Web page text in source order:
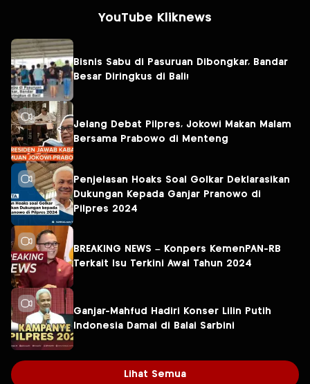
YouTube Kliknews
Bisnis Sabu di Pasuruan Dibongkar, Bandar
Besar Diringkus di Bali!
Jelang Debat Pilpres, Jokowi Makan Malam
Bersama Prabowo di Menteng
Penjelasan Hoaks Soal Golkar Deklarasikan
Dukungan Kepada Ganjar Pranowo di
Pilpres 2024
BREAKING NEWS – Konpers KemenPAN-RB
Terkait Isu Terkini Awal Tahun 2024
Ganjar-Mahfud Hadiri Konser Lilin Putih
Indonesia Damai di Balai Sarbini
Lihat Semua